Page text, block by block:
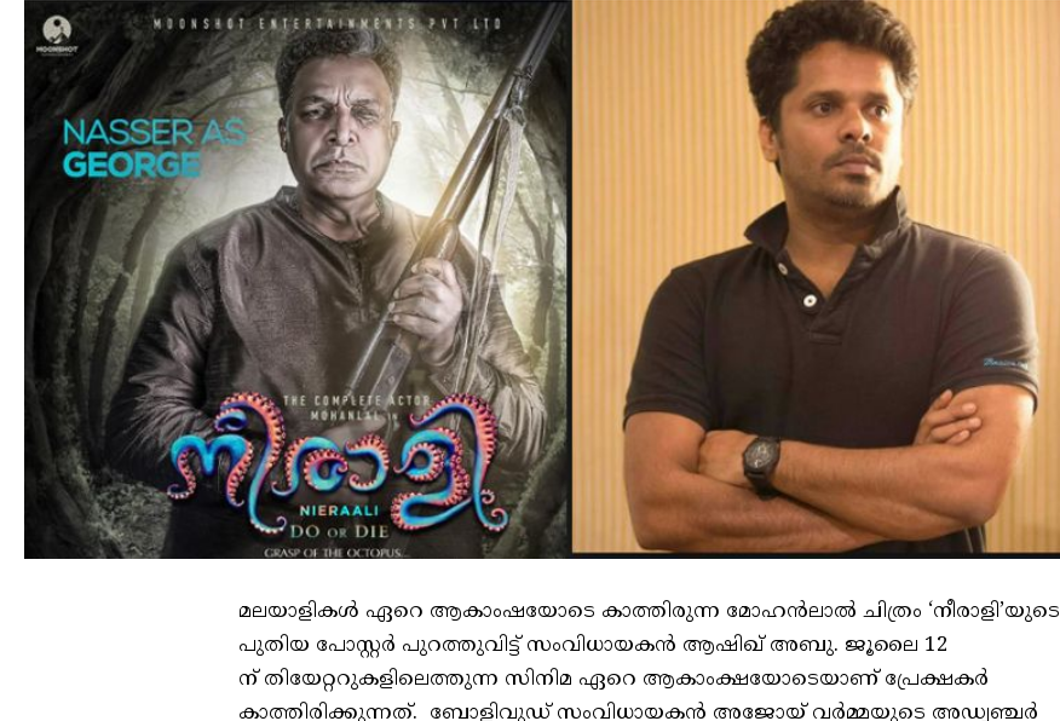
മലയാളികൾ ഏറെ ആകാംഷയോടെ കാത്തിരുന്ന മോഹൻലാൽ ചിത്രം ‘നീരാളി’യുടെ
പുതിയ പോസ്റ്റർ പുറത്തുവിട്ട് സംവിധായകൻ ആഷിഖ് അബു. ജൂലൈ 12
ന് തിയേറ്ററുകളിലെത്തുന്ന സിനിമ ഏറെ ആകാംക്ഷയോടെയാണ് പ്രേക്ഷകർ
കാത്തിരിക്കുന്നത്. ബോളിവുഡ് സംവിധായകൻ അജോയ് വർമ്മയുടെ അഡ്വഞ്ചർ